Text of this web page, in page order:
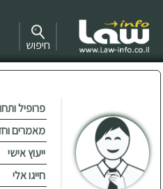
חיפוש
פרופיל
מאמרים
ייעוץ אישי
חייגו אלי